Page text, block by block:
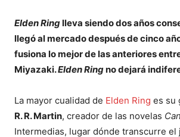
Elden Ringlleva siendo dos años
llegó al mercado después de cinco
fusiona lo mejor de las anteriores
Miyazaki.Elden Ringno dejará
La mayor cualidad de Elden Ring es su
R. R. Martin, creador de las novelas
Intermedias, lugar dónde transcurre el